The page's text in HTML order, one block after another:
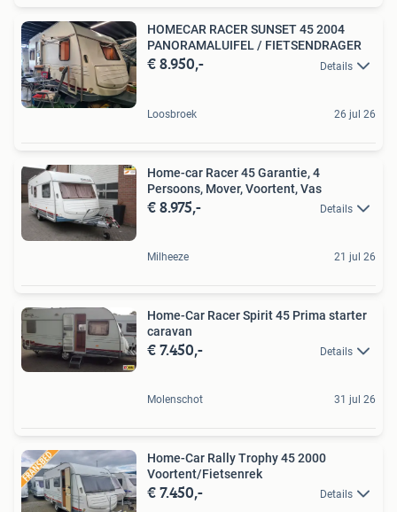
HOMECAR RACER SUNSET 45 2004
PANORAMALUIFEL / FIETSENDRAGER
€ 8.950,- Details
Loosbroek 26 jul 26
Home-car Racer 45 Garantie, 4
Persoons, Mover, Voortent, Vas
€ 8.975,- Details
Milheeze 21 jul 26
Home-Car Racer Spirit 45 Prima starter
caravan
€ 7.450,- Details
Molenschot 31 jul 26
Home-Car Rally Trophy 45 2000
Voortent/Fietsenrek
€ 7.450,- Details